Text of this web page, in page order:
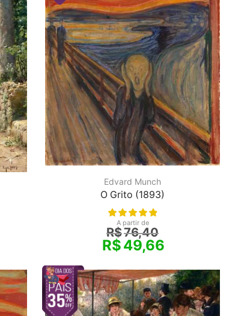
Edvard Munch
O Grito (1893)
A partir de
R$76,40
R$49,66